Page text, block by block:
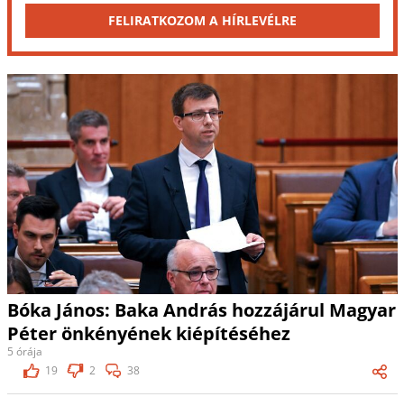
FELIRATKOZOM A HÍRLEVÉLRE
Bóka János: Baka András hozzájárul Magyar
Péter önkényének kiépítéséhez
5 órája
19
2 38